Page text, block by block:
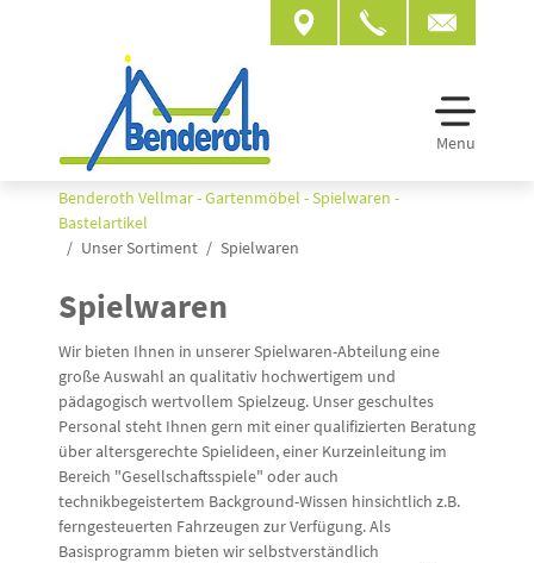
Menu
Benderoth Vellmar - Gartenmöbel - Spielwaren -
Bastelartikel
Unser Sortiment
Spielwaren
Spielwaren
Wir bieten Ihnen in unserer Spielwaren-Abteilung eine
große Auswahl an qualitativ hochwertigem und
pädagogisch wertvollem Spielzeug. Unser geschultes
Personal steht Ihnen gern mit einer qualifizierten Beratung
über altersgerechte Spielideen, einer Kurzeinleitung im
Bereich "Gesellschaftsspiele" oder auch
technikbegeistertem Background-Wissen hinsichtlich z.B.
ferngesteuerten Fahrzeugen zur Verfügung. Als
Basisprogramm bieten wir selbstverständlich